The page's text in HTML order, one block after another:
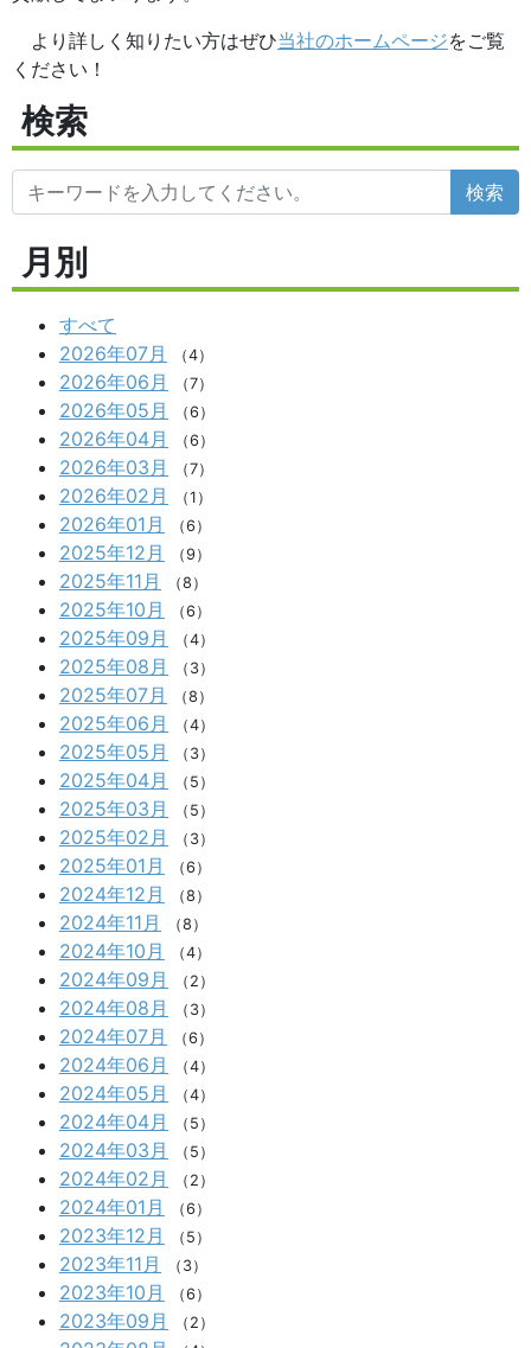
より詳しく知りたい方はぜひ当社のホームページをご覧
ください！
検索
検索
月別
すべて
2026年07月
（4）
2026年06月 （7）
2026年05月 （6）
2026年04月 （6）
2026年03月 （7）
2026年02月 （1）
2026年01月 （6）
2025年12月 （9）
2025年11月 （8）
2025年10月 （6）
2025年09月 （4）
2025年08月 （3）
2025年07月 （8）
2025年06月 （4）
2025年05月 （3）
2025年04月 （5）
2025年03月 （5）
2025年02月 （3）
2025年01月 （6）
2024年12月 （8）
2024年11月 （8）
2024年10月 （4）
2024年09月 （2）
2024年08月 （3）
2024年07月 （6）
2024年06月 （4）
2024年05月 （4）
2024年04月 （5）
2024年03月 （5）
2024年02月 （2）
2024年01月 （6）
2023年12月 （5）
2023年11月 （3）
2023年10月 （6）
2023年09月 （2）